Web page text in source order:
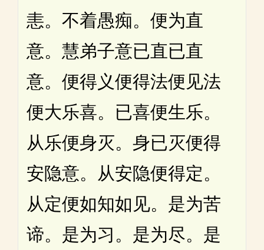
恚。不着愚痴。便为直
意。慧弟子意已直已直
意。便得义便得法便见法
便大乐喜。已喜便生乐。
从乐便身灭。身已灭便得
安隐意。从安隐便得定。
从定便如知如见。是为苦
谛。是为习。是为尽。是